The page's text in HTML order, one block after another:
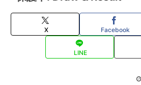
X Facebook
LINE